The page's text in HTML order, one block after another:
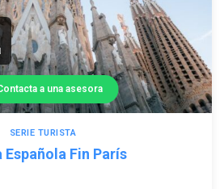
a una asesora
SERIE TURISTA
Española Fin París